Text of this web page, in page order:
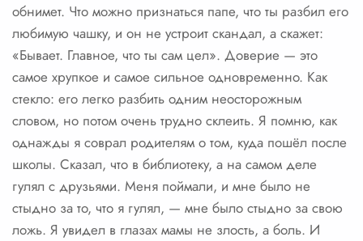
обнимет. Что можно признаться папе, что ты разбил его
любимую чашку, и он не устроит скандал, а скажет:
«Бывает. Главное, что ты сам цел». Доверие — это
самое хрупкое и самое сильное одновременно. Как
стекло: его легко разбить одним неосторожным
словом, но потом очень трудно склеить. Я помню, как
однажды я соврал родителям о том, куда пошёл после
школы. Сказал, что в библиотеку, а на самом деле
гулял с друзьями. Меня поймали, и мне было не
стыдно за то, что я гулял, — мне было стыдно за свою
ложь. Я увидел в глазах мамы не злость, а боль. И